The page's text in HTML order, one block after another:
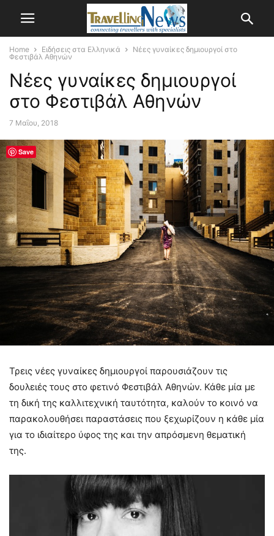
Home Ειδήσεις στα Ελληνικά
Νέες γυναίκες δημιουργοί στο
Φεστιβάλ Αθηνών
Νέες γυναίκες δημιουργοί
στο Φεστιβάλ Αθηνών
7 Μαΐου, 2018
Τρεις νέες γυναίκες δημιουργοί παρουσιάζουν τις
δουλειές τους στο φετινό Φεστιβάλ Αθηνών. Κάθε μία με
τη δική της καλλιτεχνική ταυτότητα, καλούν το κοινό να
παρακολουθήσει παραστάσεις που ξεχωρίζουν η κάθε μία
για το ιδιαίτερο ύφος της και την απρόσμενη θεματική
της.
Save